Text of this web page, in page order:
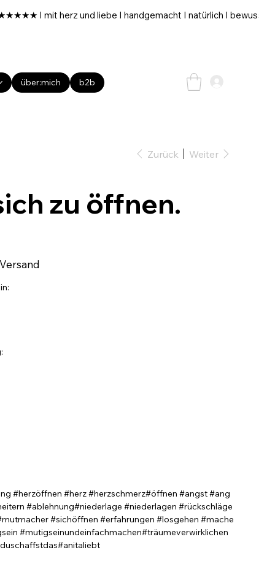
über:mich b2b
Zurück Weiter
zu öffnen.
#herzöffnen #herz #herzschmerz#öffnen #angst #ang
#ablehnung#niederlage #niederlagen #rückschläge
#sichöffnen #erfahrungen #losgehen #mache
#mutigseinundeinfachmachen#träumeverwirklichen